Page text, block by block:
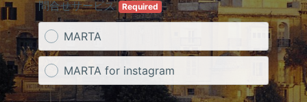
問合せサービス Required
MARTA
MARTA for instagram